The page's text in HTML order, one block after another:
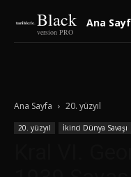
Black
version PRO
Ana
Ana Sayfa 20. yüzyıl
20. yüzyıl İkinci Dünya Savaşı